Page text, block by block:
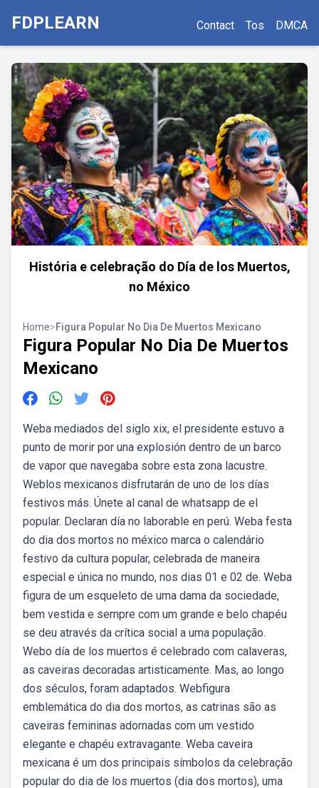
FDPLEARN Contact Tos DMCA
História e celebração do Día de los Muertos,
no México
Home>Figura Popular No Dia De Muertos Mexicano
Figura Popular No Dia De Muertos
Mexicano
Weba mediados del siglo xix, el presidente estuvo a
punto de morir por una explosión dentro de un barco
de vapor que navegaba sobre esta zona lacustre.
Weblos mexicanos disfrutarán de uno de los días
festivos más. Únete al canal de whatsapp de el
popular. Declaran día no laborable en perú. Weba festa
do dia dos mortos no méxico marca o calendário
festivo da cultura popular, celebrada de maneira
especial e única no mundo, nos dias 01 e 02 de. Weba
figura de um esqueleto de uma dama da sociedade,
bem vestida e sempre com um grande e belo chapéu
se deu através da crítica social a uma população.
Webo día de los muertos é celebrado com calaveras,
as caveiras decoradas artisticamente. Mas, ao longo
dos séculos, foram adaptados. Webfigura
emblemática do dia dos mortos, as catrinas são as
caveiras femininas adornadas com um vestido
elegante e chapéu extravagante. Weba caveira
mexicana é um dos principais símbolos da celebração
popular do dia de los muertos (dia dos mortos), uma